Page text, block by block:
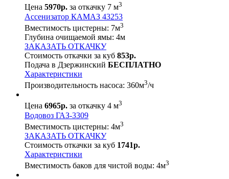
Цена 5970р. за откачку 7 м3
Ассенизатор КАМАЗ 43253
Вместимость цистерны: 7м3
Глубина очищаемой ямы: 4м
ЗАКАЗАТЬ ОТКАЧКУ
Стоимость откачки за куб 853р.
Подача в Дзержинский БЕСПЛАТНО
Характеристики
Производительность насоса: 360м3/ч
Цена 6965р. за откачку 4 м3
Водовоз ГАЗ-3309
Вместимость цистерны: 4м3
ЗАКАЗАТЬ ОТКАЧКУ
Стоимость откачки за куб 1741р.
Характеристики
Вместимость баков для чистой воды: 4м3